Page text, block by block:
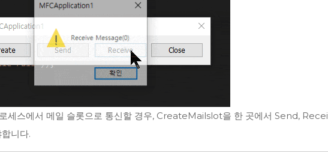
세스에서 메일 슬롯으로 통신할 경우, CreateMailslot을 한 곳에서 Send,
니다.